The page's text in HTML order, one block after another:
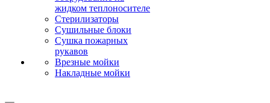
жидком теплоносителе
Стерилизаторы
Сушильные блоки
Сушка пожарных
рукавов
Врезные мойки
Накладные мойки